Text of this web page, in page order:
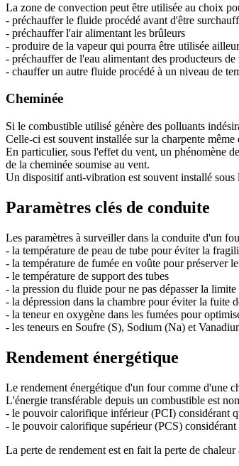
La zone de convection peut être utilisée au choix
- préchauffer le fluide procédé avant d'être
- préchauffer l'air alimentant les brûleurs
- produire de la vapeur qui pourra être utilisée
- préchauffer de l'eau alimentant des producteurs de
- chauffer un autre fluide procédé à un niveau de
Cheminée
Si le combustible utilisé génère des polluants
Celle-ci est souvent installée sur la charpente
En particulier, sous l'effet du vent, un phénomène
de la cheminée soumise au vent.
Un dispositif anti-vibration est souvent installé
Paramètres clés de conduite
Les paramètres à surveiller dans la conduite d'un
- la température de peau de tube pour éviter la
- la température de fumée en voûte pour préserver
- le température de support des tubes
- la pression du fluide pour ne pas dépasser la limite
- la dépression dans la chambre pour éviter la fuite
- la teneur en oxygène dans les fumées pour
- les teneurs en Soufre (S), Sodium (Na) et
Rendement énergétique
Le rendement énergétique d'un four comme d'une
L'énergie transférable depuis un combustible est
- le pouvoir calorifique inférieur (PCI) considérant
- le pouvoir calorifique supérieur (PCS) considérant
La perte de rendement est en fait la perte de chaleur